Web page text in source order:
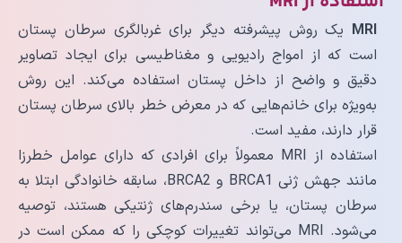
MRI یک روش پیشرفته دیگر برای غربالگری سرطان پستان
است که از امواج رادیویی و مغناطیسی برای ایجاد تصاویر
دقیق و واضح از داخل پستان استفاده می‌کند. این روش
به‌ویژه برای خانم‌هایی که در معرض خطر بالای سرطان پستان
قرار دارند، مفید است.
استفاده از MRI معمولاً برای افرادی که دارای عوامل خطرزا
مانند جهش ژنی BRCA1 و BRCA2، سابقه خانوادگی ابتلا به
سرطان پستان، یا برخی سندرم‌های ژنتیکی هستند، توصیه
می‌شود. MRI می‌تواند تغییرات کوچکی را که ممکن است در